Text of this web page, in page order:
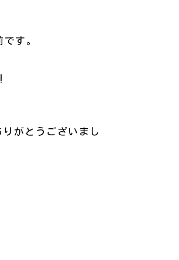
す。
がとうございまし